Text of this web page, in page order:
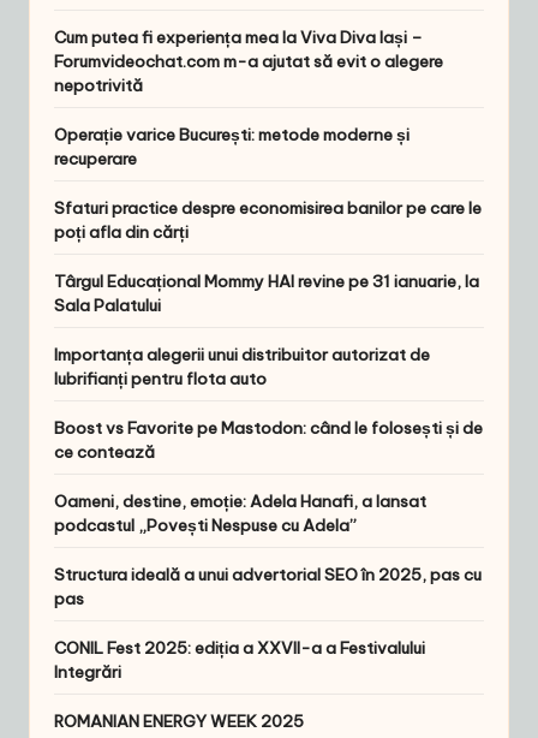
Cum putea fi experiența mea la Viva Diva Iași –
Forumvideochat.com m-a ajutat să evit o alegere
nepotrivită
Operație varice București: metode moderne și
recuperare
Sfaturi practice despre economisirea banilor pe care le
poți afla din cărți
Târgul Educațional Mommy HAI revine pe 31 ianuarie, la
Sala Palatului
Importanța alegerii unui distribuitor autorizat de
lubrifianți pentru flota auto
Boost vs Favorite pe Mastodon: când le folosești și de
ce contează
Oameni, destine, emoție: Adela Hanafi, a lansat
podcastul „Povești Nespuse cu Adela”
Structura ideală a unui advertorial SEO în 2025, pas cu
pas
CONIL Fest 2025: ediția a XXVII-a a Festivalului
Integrări
ROMANIAN ENERGY WEEK 2025